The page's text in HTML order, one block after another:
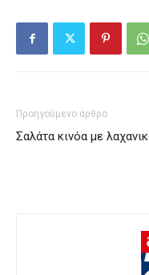
Προηγούμενο άρθρο
Σαλάτα κινόα με